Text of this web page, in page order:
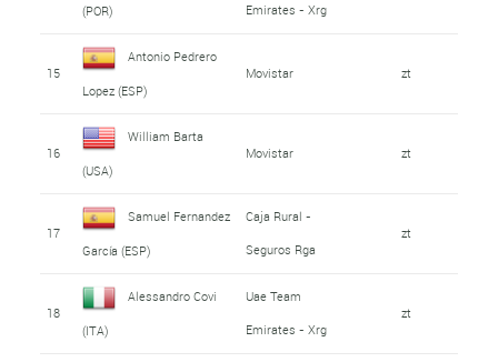
(POR)
Emirates - Xrg
15
Antonio Pedrero
Lopez (ESP)
Movistar zt
16
William Barta
(USA)
Movistar zt
17
Samuel Fernandez
García (ESP)
Caja Rural -
Seguros Rga
zt
18
Alessandro Covi
(ITA)
Uae Team
Emirates - Xrg
zt